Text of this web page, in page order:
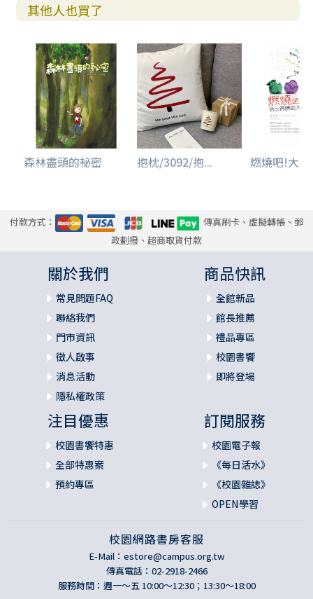
其他人也買了
森林盡頭的祕密 抱枕/3092/抱... 燃燒吧!大
付款方式：
傳真刷卡、虛擬轉帳、郵
政劃撥、超商取貨付款
關於我們
常見問題FAQ
聯絡我們
門市資訊
徵人啟事
消息活動
隱私權政策
商品快訊
全館新品
館長推薦
禮品專區
校園書饗
即將登場
注目優惠
校園書饗特惠
全部特惠案
預約專區
訂閱服務
校園電子報
《每日活水》
《校園雜誌》
OPEN學習
校園網路書房客服
E-Mail： estore@campus.org.tw
傳真電話：02-2918-2466
服務時間：週一～五 10:00～12:30；13:30～18:00